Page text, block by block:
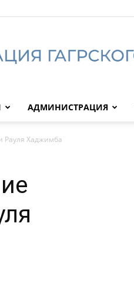
АДМИНИСТРАЦИЯ
Рауля Хаджимба